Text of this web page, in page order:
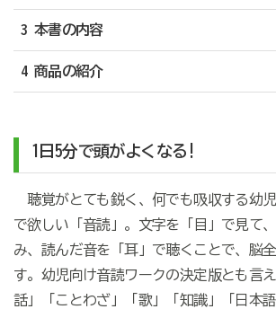
3 本書の内容
4 商品の紹介
1日5分で頭がよくなる!
聴覚がとても鋭く、何でも吸収する幼
で欲しい「音読」。文字を「目」で見て
み、読んだ音を「耳」で聴くことで、脳
す。幼児向け音読ワークの決定版とも言
話」「ことわざ」「歌」「知識」「日本